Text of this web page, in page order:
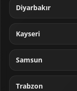
Diyarbakır
Kayseri
Samsun
Trabzon